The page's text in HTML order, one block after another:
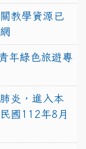
教學資源已
年綠色旅遊專
炎，進入本
國112年8月